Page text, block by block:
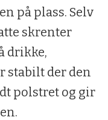
på plass. Selv
skrenter
drikke,
stabilt der den
polstret og gir